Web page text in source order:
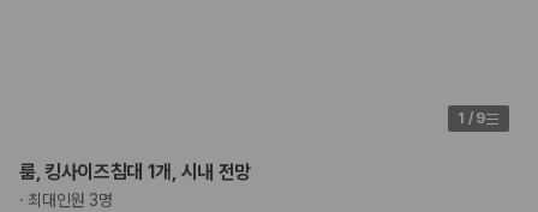
2000만 고객이 선택한 렌트카 가격비교 플랫폼
카모아는 제주렌트카부터 국내·해외 렌트카까지 비교할 수 있는 렌트카 가
격비교 플랫폼입니다.
1 / 9
룸, 킹사이즈침대 1개, 시내 전망
· 최대인원 3명